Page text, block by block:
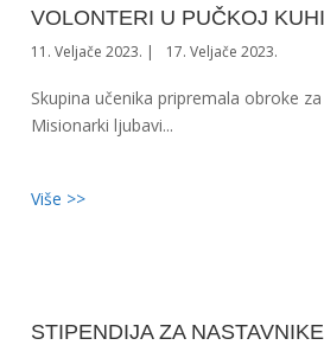
VOLONTERI U PUČKOJ
11. Veljače 2023. 17. Veljače 2023.
Skupina učenika pripremala obroke
Misionarki ljubavi...
Više >>
STIPENDIJA ZA NASTAVNIKE